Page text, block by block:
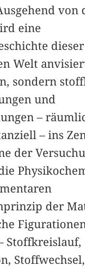
von
eine
dieser
Welt
sondern
und
–
– ins
der
der
Stoffkreislauf,
Stoffwechsel,